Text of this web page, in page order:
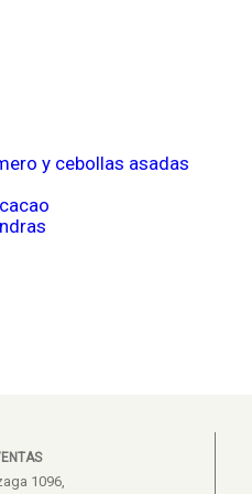
y cebollas asadas
1096,